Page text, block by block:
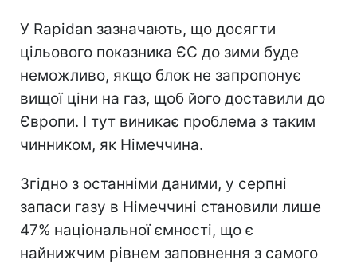
У Rapidan зазначають, що досягти
цільового показника ЄС до зими буде
неможливо, якщо блок не запропонує
вищої ціни на газ, щоб його доставили до
Європи. І тут виникає проблема з таким
чинником, як Німеччина.
Згідно з останніми даними, у серпні
запаси газу в Німеччині становили лише
47% національної ємності, що є
найнижчим рівнем заповнення з самого